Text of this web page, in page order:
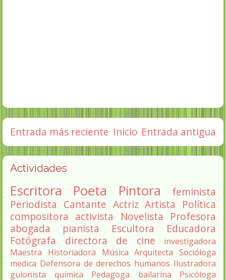
Entrada más reciente Entrada antigua
Inicio
Actividades
Escritora Poeta Pintora
feminista
Periodista Cantante Actriz Artista
Política
compositora activista Novelista
Profesora
abogada
pianista Escultora
Educadora
Fotógrafa
directora de cine
investigadora
Maestra
Historiadora Música Arquitecta Socióloga
medica Defensora de derechos humanos Ilustradora
guionista
química Pedagoga bailarina
Psicóloga